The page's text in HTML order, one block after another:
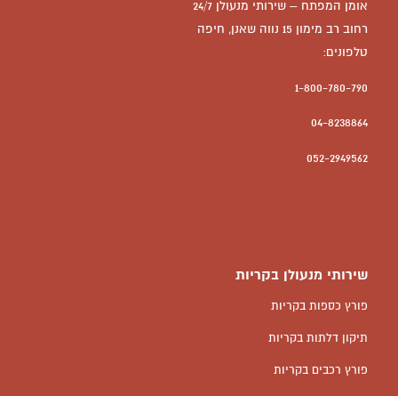
אומן המפתח – שירותי מנעולן 24/7
רחוב רב מימון 15 נווה שאנן, חיפה
טלפונים:
1-800-780-790
04-8238864
052-2949562
שירותי מנעולן בקריות
פורץ כספות בקריות
תיקון דלתות בקריות
פורץ רכבים בקריות